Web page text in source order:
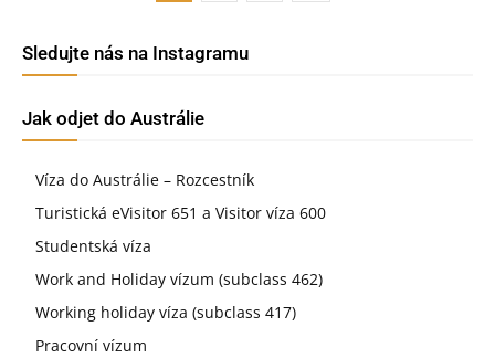
Sledujte nás na Instagramu
Jak odjet do Austrálie
Víza do Austrálie – Rozcestník
Turistická eVisitor 651 a Visitor víza 600
Studentská víza
Work and Holiday vízum (subclass 462)
Working holiday víza (subclass 417)
Pracovní vízum